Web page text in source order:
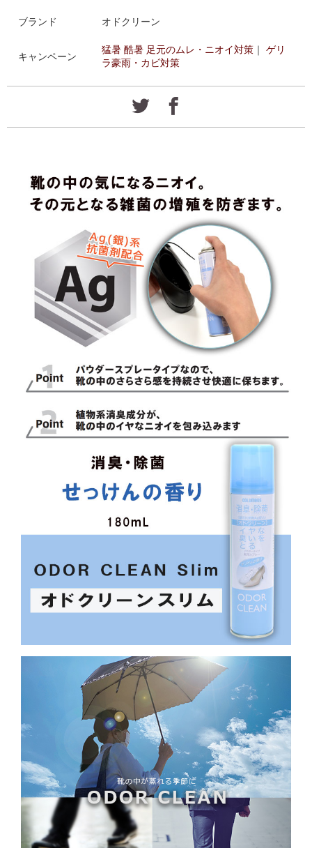
ブランド オドクリーン
キャンペーン
猛暑 酷暑 足元のムレ・ニオイ対策 ｜ ゲリ
ラ豪雨・カビ対策